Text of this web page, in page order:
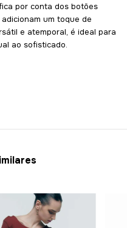
por conta dos botões
um toque de
e atemporal, é ideal para
ao sofisticado.